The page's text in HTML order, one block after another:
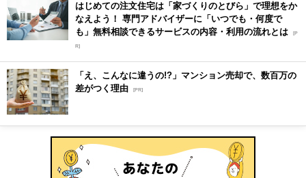
はじめての注文住宅は「家づくりのとびら」で理想をか
なえよう！ 専門アドバイザーに「いつでも・何度で
も」無料相談できるサービスの内容・利用の流れとは [P
R]
「え、こんなに違うの!?」マンション売却で、数百万の
差がつく理由 [PR]